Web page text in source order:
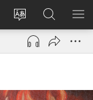
更
改
网
言
登
录
（打
口）
搜
索
JW.ORG
显